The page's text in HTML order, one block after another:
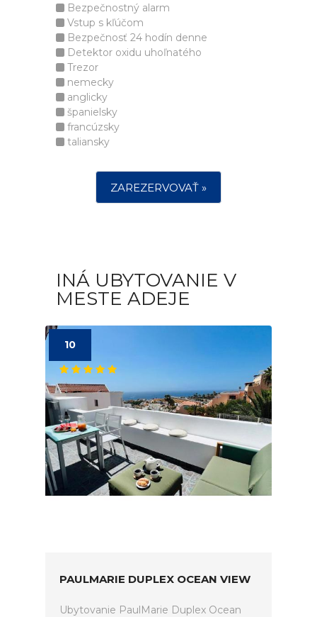
Bezpečnostný alarm
Vstup s kľúčom
Bezpečnosť 24 hodín denne
Detektor oxidu uhoľnatého
Trezor
nemecky
anglicky
španielsky
francúzsky
taliansky
ZAREZERVOVAŤ »
INÁ UBYTOVANIE V
MESTE ADEJE
10
PAULMARIE DUPLEX OCEAN VIEW
Ubytovanie PaulMarie Duplex Ocean